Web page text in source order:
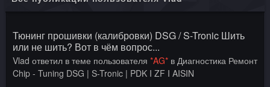
Тюнинг прошивки (калибровки) DSG / S-Tronic Шить
или не шить? Вот в чём вопрос...
Vlad ответил в теме пользователя *AG* в Диагностика Ремонт
Chip - Tuning DSG | S-Tronic | PDK I ZF I AISIN